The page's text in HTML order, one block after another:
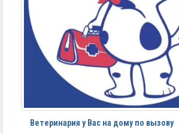
Ветеринария у Вас на дому по вызову